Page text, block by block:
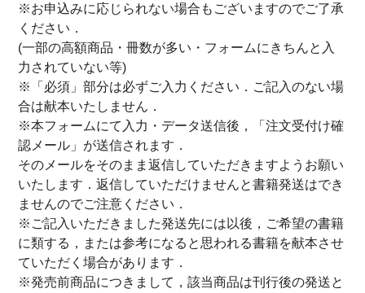
※お申込みに応じられない場合もございますのでご了承
ください．
(一部の高額商品・冊数が多い・フォームにきちんと入
力されていない等)
※「必須」部分は必ずご入力ください．ご記入のない場
合は献本いたしません．
※本フォームにて入力・データ送信後，「注文受付け確
認メール」が送信されます．
そのメールをそのまま返信していただきますようお願い
いたします．返信していただけませんと書籍発送はでき
ませんのでご注意ください．
※ご記入いただきました発送先には以後，ご希望の書籍
に類する，または参考になると思われる書籍を献本させ
ていただく場合があります．
※発売前商品につきまして，該当商品は刊行後の発送と